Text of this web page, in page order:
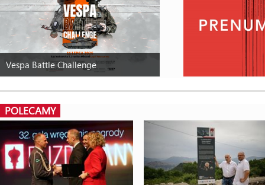
Vespa Battle Challenge
POLECAMY